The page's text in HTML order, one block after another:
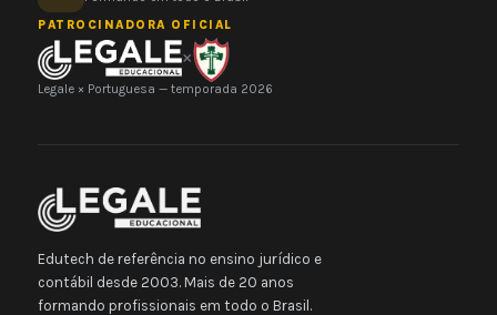
PATROCINADORA OFICIAL
×
Legale × Portuguesa — temporada 2026
Edutech de referência no ensino jurídico e
contábil desde 2003. Mais de 20 anos
formando profissionais em todo o Brasil.